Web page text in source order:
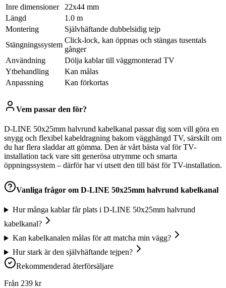
Inre dimensioner
22x44 mm
Längd
1.0 m
Montering
Självhäftande dubbelsidig tejp
Stängningssystem
Click-lock, kan öppnas och stängas tusentals
gånger
Användning
Dölja kablar till väggmonterad TV
Ytbehandling
Kan målas
Anpassning
Kan förkortas
Vem passar den för?
D-LINE 50x25mm halvrund kabelkanal passar dig som vill göra en
snygg och flexibel kabeldragning bakom vägghängd TV, särskilt om
du har flera sladdar att gömma. Den är vårt bästa val för TV-
installation tack vare sitt generösa utrymme och smarta
öppningssystem – därför har vi utsett den till bäst för TV-installation.
Vanliga frågor om D-LINE 50x25mm halvrund kabelkanal
Hur många kablar får plats i D-LINE 50x25mm halvrund
kabelkanal?
Kan kabelkanalen målas för att matcha min vägg?
Hur stark är den självhäftande tejpen?
Rekommenderad återförsäljare
Från 239 kr